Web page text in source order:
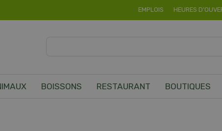
EMPLOIS HEURES
BOISSONS RESTAURANT BOUTIQUES